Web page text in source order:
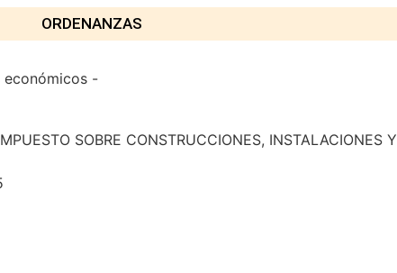
ORDENANZAS
económicos -
SOBRE CONSTRUCCIONES, INSTALACIONES Y